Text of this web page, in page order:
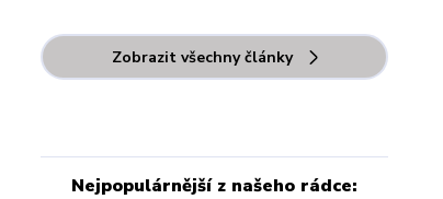
Zobrazit všechny články
Nejpopulárnější z našeho rádce: